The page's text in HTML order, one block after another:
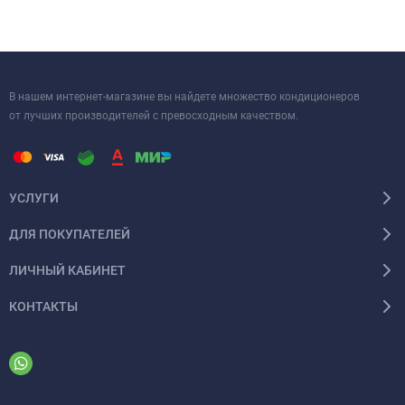
В нашем интернет-магазине вы найдете множество кондиционеров
от лучших производителей с превосходным качеством.
УСЛУГИ
ДЛЯ ПОКУПАТЕЛЕЙ
ЛИЧНЫЙ КАБИНЕТ
КОНТАКТЫ